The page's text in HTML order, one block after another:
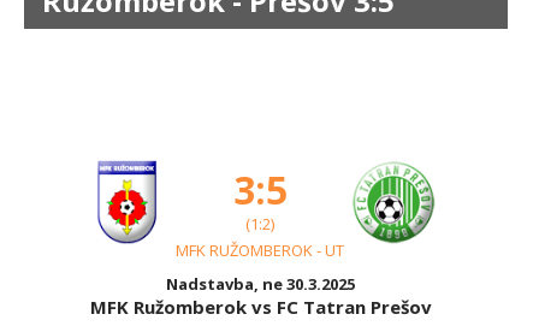
3:5
(1:2)
MFK RUŽOMBEROK - UT
Nadstavba, ne 30.3.2025
MFK Ružomberok vs FC Tatran Prešov